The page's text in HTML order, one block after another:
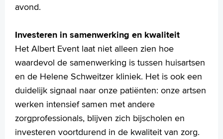
avond.
Investeren in samenwerking en kwaliteit
Het Albert Event laat niet alleen zien hoe
waardevol de samenwerking is tussen huisartsen
en de Helene Schweitzer kliniek. Het is ook een
duidelijk signaal naar onze patiënten: onze artsen
werken intensief samen met andere
zorgprofessionals, blijven zich bijscholen en
investeren voortdurend in de kwaliteit van zorg.